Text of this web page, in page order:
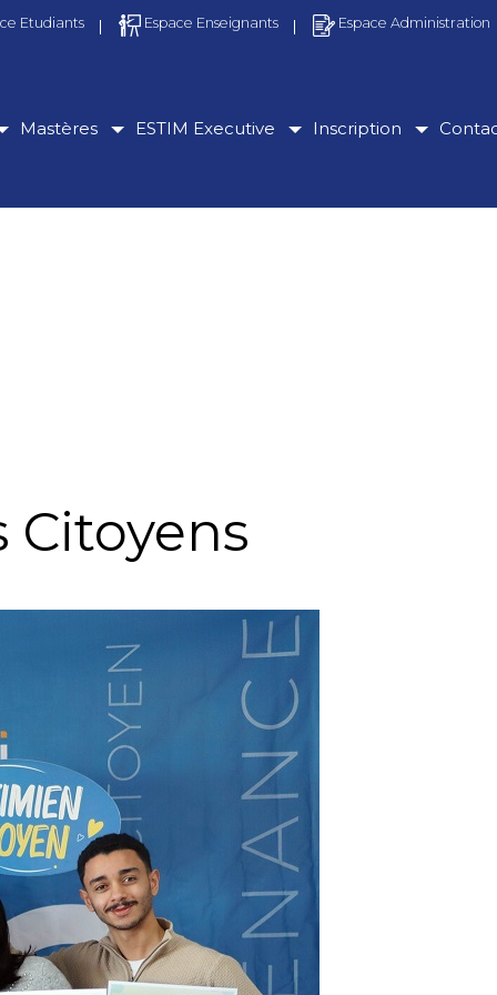
Etudiants Espace Enseignants Espace Administration
Mastères ESTIM Executive Inscription
Citoyens